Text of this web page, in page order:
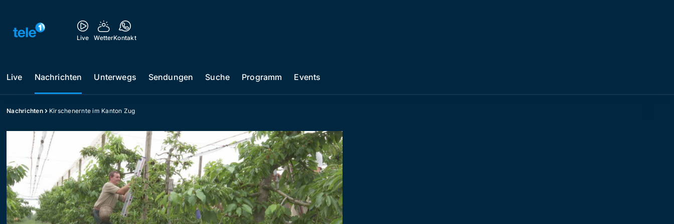
Live WetterKontakt
Live Nachrichten Unterwegs Sendungen Suche Programm Events
Nachrichten Kirschenernte im Kanton Zug